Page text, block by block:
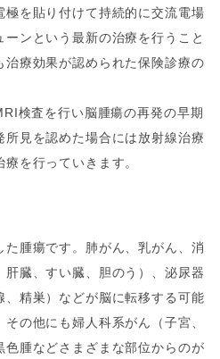
極を貼り付けて持続的に交流電場
ンという最新の治療を行うこと
治療効果が認められた保険診療の
検査を行い脳腫瘍の再発の早期
見を認めた場合には放射線治療
を行っていきます。
た腫瘍です。肺がん、乳がん、消
臓、すい臓、胆のう）、泌尿器
、精巣）などが脳に転移する可能
の他にも婦人科系がん（子宮、
色腫などさまざまな部位からのが